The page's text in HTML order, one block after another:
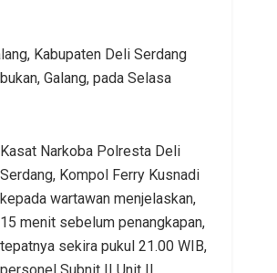
Kabupaten Deli Serdang
Galang, pada Selasa
Kasat Narkoba Polresta Deli
Serdang, Kompol Ferry Kusnadi
kepada wartawan menjelaskan,
15 menit sebelum penangkapan,
tepatnya sekira pukul 21.00 WIB,